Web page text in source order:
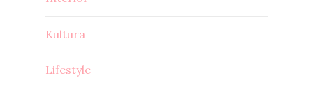
Kultura
Lifestyle